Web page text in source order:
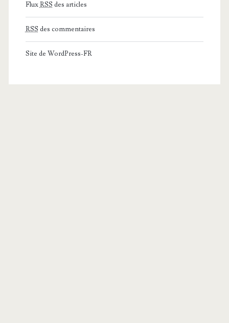
FluxRSS des articles
RSS des commentaires
Site de WordPress-FR